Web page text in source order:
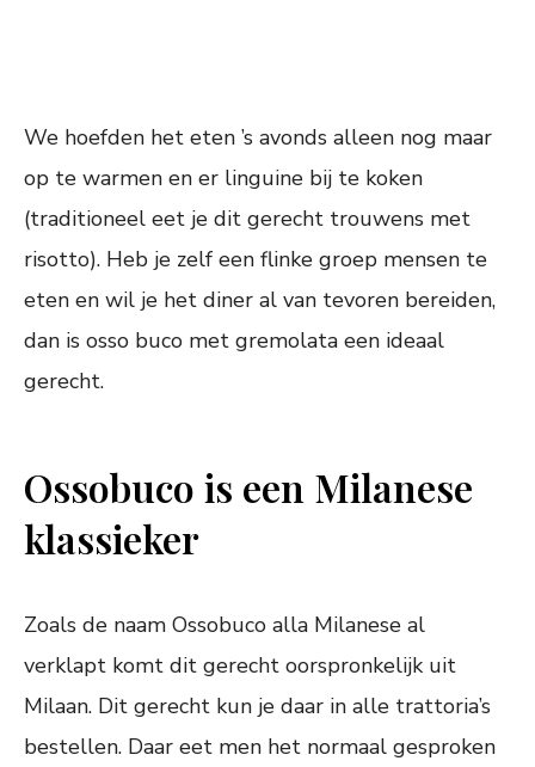
We hoefden het eten ’s avonds alleen nog maar
op te warmen en er linguine bij te koken
(traditioneel eet je dit gerecht trouwens met
risotto). Heb je zelf een flinke groep mensen te
eten en wil je het diner al van tevoren bereiden,
dan is osso buco met gremolata een ideaal
gerecht.
Ossobuco is een Milanese
klassieker
Zoals de naam Ossobuco alla Milanese al
verklapt komt dit gerecht oorspronkelijk uit
Milaan. Dit gerecht kun je daar in alle trattoria’s
bestellen. Daar eet men het normaal gesproken